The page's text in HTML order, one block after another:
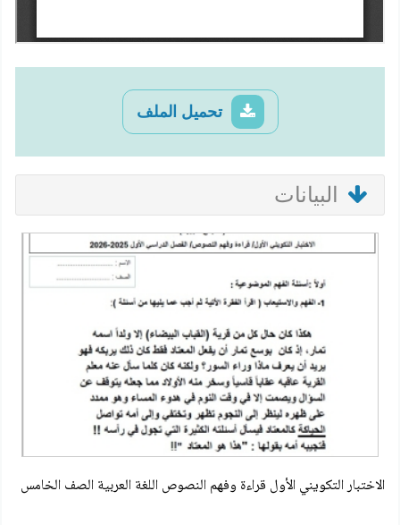
تحميل الملف
البيانات
الاختبار التكويني الأول قراءة وفهم النصوص اللغة العربية الصف الخامس